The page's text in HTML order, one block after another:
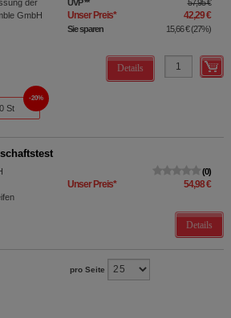
der
GmbH
UVP** 57,95 €
Unser Preis* 42,29 €
Sie sparen 15,66 €(27%)
Details
St
20%
0
Unser Preis* 54,98 €
Details
pro Seite